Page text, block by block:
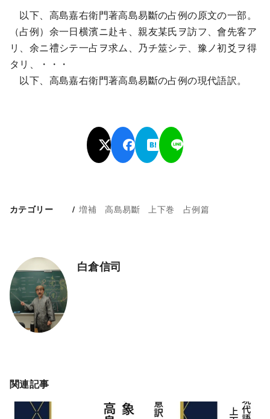
以下、高島嘉右衛門著高島易斷の占例の原文の一部。
（占例）余一日横濱ニ赴キ、親友某氏ヲ訪フ、會先客ア
リ、余ニ禮シテ一占ヲ求ム、乃チ筮シテ、豫ノ初爻ヲ得
タリ、・・・
以下、高島嘉右衛門著高島易斷の占例の現代語訳。
カテゴリー 増補 高島易斷 上下巻 占例篇
白倉信司
関連記事